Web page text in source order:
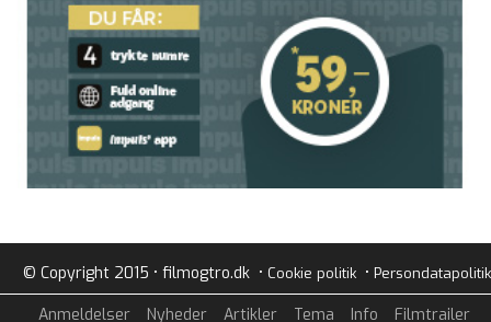
© Copyright 2015 • filmogtro.dk • Cookie politik• Persondatapolitik
Anmeldelser Nyheder Artikler Tema Info Filmtrailer